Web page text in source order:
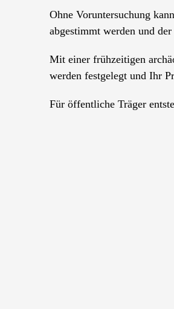
Ohne Voruntersuchung
abgestimmt werden und
Mit einer frühzeitigen
werden festgelegt und Ihr
Für öffentliche Träger